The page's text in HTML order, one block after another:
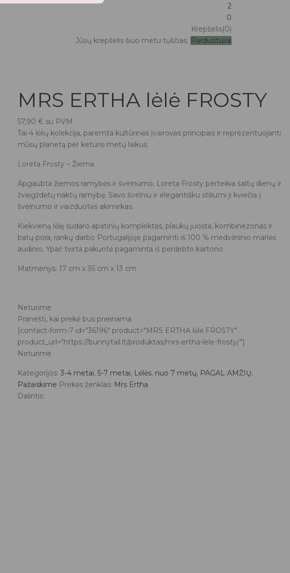
2
0
Krepšelis(0)
Jūsų krepšelis šiuo metu tuščias. Parduotuvė
MRS ERTHA lėlė FROSTY
57,90 €su PVM
Tai 4 lėlių kolekcija, paremta kultūrinės įvairovės principais ir reprezentuojanti
mūsų planetą per keturis metų laikus.
Loreta Frosty – Žiema
Apgaubta žiemos ramybės ir švelnumo, Loreta Frosty perteikia šaltų dienų ir
žvaigždėtų naktų ramybę. Savo švelniu ir elegantišku stiliumi ji kviečia į
švelnumo ir vaizduotės akimirkas.
Kiekvieną lėlę sudaro apatinių komplektas, plaukų juosta, kombinezonas ir
batų pora, rankų darbo Portugalijoje pagaminti iš 100 % medvilninio marlės
audinio. Ypač tvirta pakuotė pagaminta iš perdirbto kartono.
Matmenys: 17 cm x 35 cm x 13 cm
Neturime
Pranešti, kai prekė bus prieinama
[contact-form-7 id="36196" product="MRS ERTHA lėlė FROSTY"
product_url="https://bunnytail.lt/produktas/mrs-ertha-lele-frosty/"]
Neturime
Kategorijos: 3-4 metai, 5-7 metai, Lėlės, nuo 7 metų, PAGAL AMŽIŲ,
Pažaiskime Prekės ženklas: Mrs Ertha
Dalintis: